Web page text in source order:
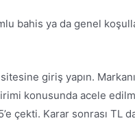
bahis ya da genel
giriş yapın.
konusunda acele
çekti. Karar sonrası TL